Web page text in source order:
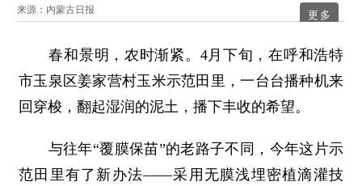
来源：内蒙古日报
更多
春和景明，农时渐紧。4月下旬，在呼和浩特
市玉泉区姜家营村玉米示范田里，一台台播种机来
回穿梭，翻起湿润的泥土，播下丰收的希望。
与往年“覆膜保苗”的老路子不同，今年这片示
范田里有了新办法——采用无膜浅埋密植滴灌技